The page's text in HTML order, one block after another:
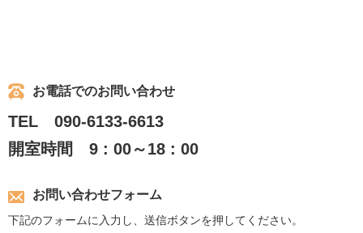
お電話でのお問い合わせ
TEL 090-6133-6613
開室時間 9 : 00～18 : 00
お問い合わせフォーム
下記のフォームに入力し、送信ボタンを押してください。